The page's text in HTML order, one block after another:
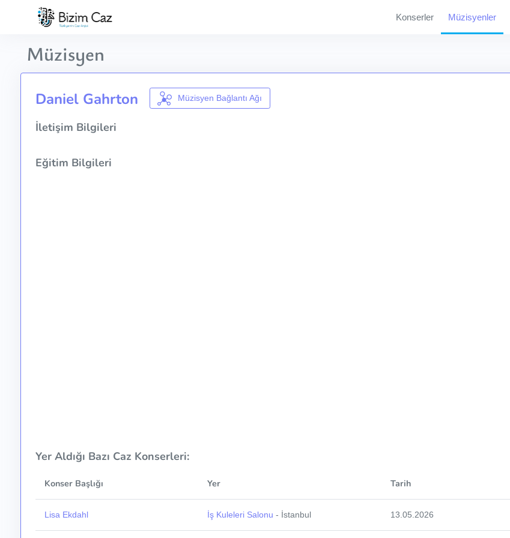
Konserler Müzisyenler
Müzisyen
Daniel Gahrton Müzisyen Bağlantı Ağı
İletişim Bilgileri
Eğitim Bilgileri
Yer Aldığı Bazı Caz Konserleri:
Konser Başlığı Yer Tarih
Lisa Ekdahl İş Kuleleri Salonu - İstanbul 13.05.2026